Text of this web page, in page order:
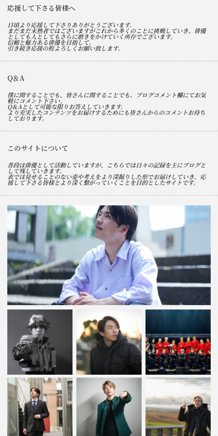
応援して下さる皆様へ
日頃より応援して下さりありがとうございます。
まだまだ未熟者ではございますがこれから多くのことに挑戦していき、俳優
としても人としてもさらに磨きをかけていく所存でございます。
信頼と魅力ある俳優を目指して。
引き続き応援の程よろしくお願い致します。
Q＆A
僕に関することでも、皆さんに関することでも、ブログコメント欄にてお気
軽にコメント下さい。
Q＆Aとして可能な限りお答えしていきます。
より充実したコンテンツをお届けするためにも皆さんからのコメントお待ち
しております。
このサイトについて
普段は俳優として活動していますが、こちらでは日々の記録を主にブログと
して残していきます。
表では見せることのない姿や考えをより深掘りした形でお届けしていき、応
援して下さる皆様とより深く繋がっていくことを目的としたサイトです。